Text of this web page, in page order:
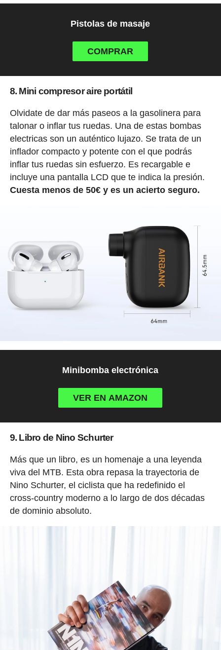
Pistolas de masaje
COMPRAR
8. Mini compresor aire portátil
Olvidate de dar más paseos a la gasolinera para
talonar o inflar tus ruedas. Una de estas bombas
electricas son un auténtico lujazo. Se trata de un
inflador compacto y potente con el que podrás
inflar tus ruedas sin esfuerzo. Es recargable e
incluye una pantalla LCD que te indica la presión.
Cuesta menos de 50€ y es un acierto seguro.
Minibomba electrónica
VER EN AMAZON
9. Libro de Nino Schurter
Más que un libro, es un homenaje a una leyenda
viva del MTB. Esta obra repasa la trayectoria de
Nino Schurter, el ciclista que ha redefinido el
cross-country moderno a lo largo de dos décadas
de dominio absoluto.